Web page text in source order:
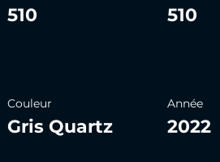
510 510
Couleur
Gris Quartz
Année
2022